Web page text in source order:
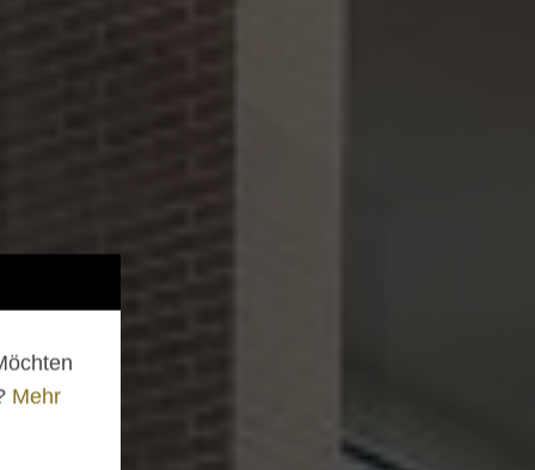
Mehr